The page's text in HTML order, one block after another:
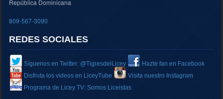
República Dominicana
809-567-3090
REDES SOCIALES
Síguenos en Twitter: @TigresdelLicey
Hazte fan en Facebook
Disfruta los videos en LiceyTube
Visita nuestro Instagram
Programa de Licey TV: Somos Liceistas